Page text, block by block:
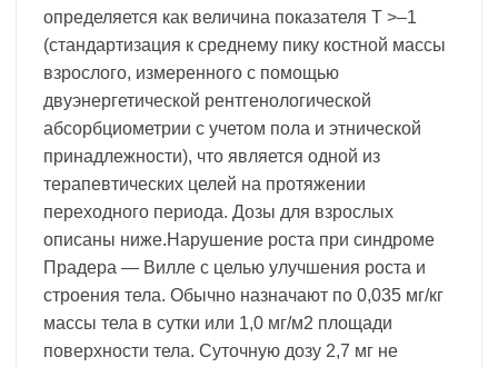
определяется как величина показателя Т >–1
(стандартизация к среднему пику костной массы
взрослого, измеренного с помощью
двуэнергетической рентгенологической
абсорбциометрии с учетом пола и этнической
принадлежности), что является одной из
терапевтических целей на протяжении
переходного периода. Дозы для взрослых
описаны ниже.Нарушение роста при синдроме
Прадера — Вилле с целью улучшения роста и
строения тела. Обычно назначают по 0,035 мг/кг
массы тела в сутки или 1,0 мг/м2 площади
поверхности тела. Суточную дозу 2,7 мг не